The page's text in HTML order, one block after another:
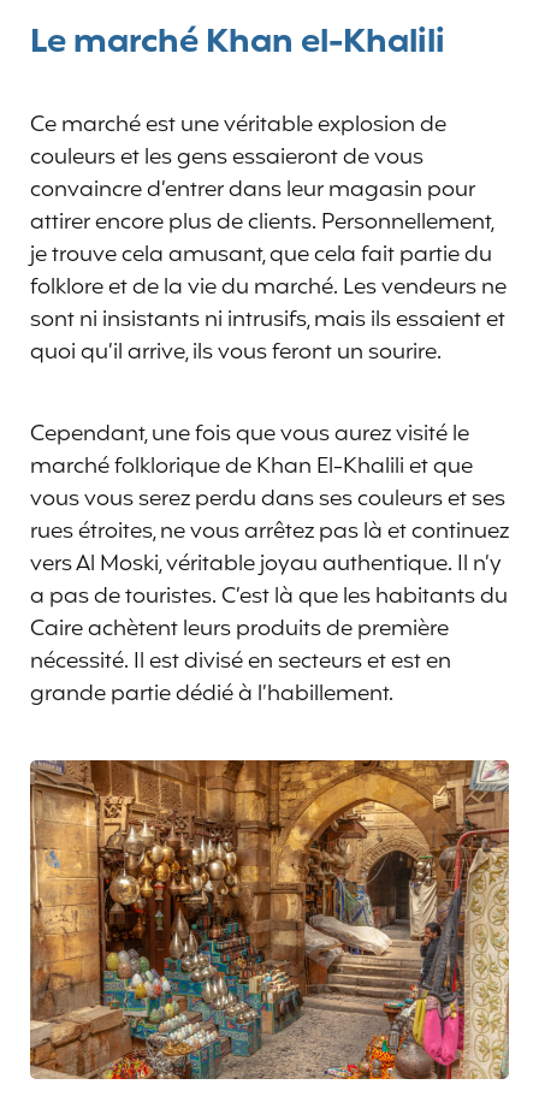
Le marché Khan el-Khalili
Ce marché est une véritable explosion de
couleurs et les gens essaieront de vous
convaincre d’entrer dans leur magasin pour
attirer encore plus de clients. Personnellement,
je trouve cela amusant, que cela fait partie du
folklore et de la vie du marché. Les vendeurs ne
sont ni insistants ni intrusifs, mais ils essaient et
quoi qu’il arrive, ils vous feront un sourire.
Cependant, une fois que vous aurez visité le
marché folklorique de Khan El-Khalili et que
vous vous serez perdu dans ses couleurs et ses
rues étroites, ne vous arrêtez pas là et continuez
vers Al Moski, véritable joyau authentique. Il n’y
a pas de touristes. C’est là que les habitants du
Caire achètent leurs produits de première
nécessité. Il est divisé en secteurs et est en
grande partie dédié à l’habillement.